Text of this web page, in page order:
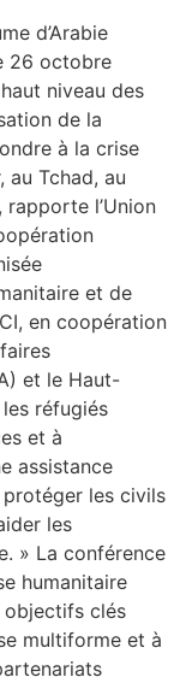
d’Arabie
26 octobre
niveau des
de la
à la crise
au Tchad, au
rapporte l’Union
et de
en coopération
et le Haut-
réfugiés
et à
assistance
les civils
les
» La conférence
humanitaire
objectifs clés
multiforme et à